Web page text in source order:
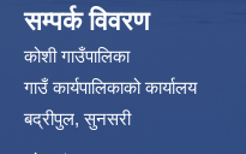
सम्पर्क विवरण
कोशी गाउँपालिका
गाउँ कार्यपालिकाको कार्यालय
बद्रीपुल, सुनसरी